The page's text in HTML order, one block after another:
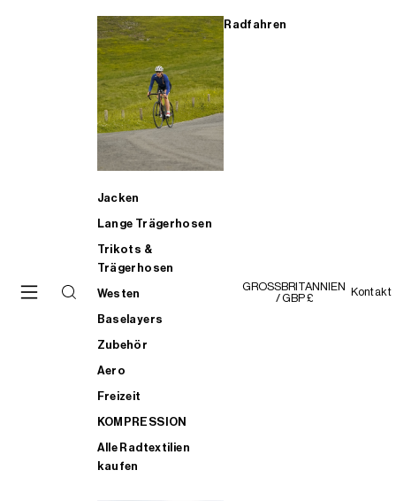
Radfahren
Jacken
Lange Trägerhosen
Trikots &
Trägerhosen
Westen
Baselayers
Zubehör
Aero
Freizeit
KOMPRESSION
Alle Radtextilien
kaufen
GROSSBRITANNIEN
/ GBP £
Kontakt